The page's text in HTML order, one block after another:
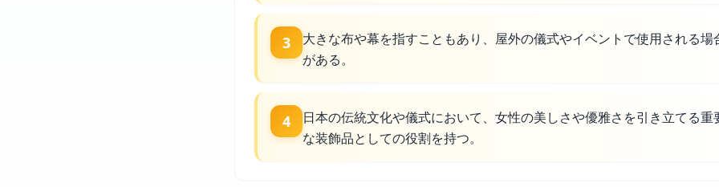
3
大きな布や幕を指すこともあり、屋外の儀式やイベントで使用される場
がある。
4
日本の伝統文化や儀式において、女性の美しさや優雅さを引き立てる重
な装飾品としての役割を持つ。